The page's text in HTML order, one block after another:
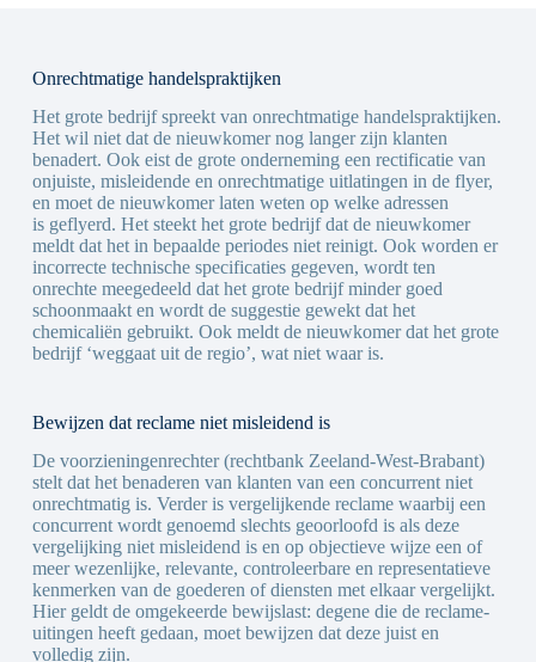
Onrechtmatige handelspraktijken
Het grote bedrijf spreekt van onrechtmatige handelspraktijken.
Het wil niet dat de nieuwkomer nog langer zijn klanten
benadert. Ook eist de grote onderneming een rectificatie van
onjuiste, misleidende en onrechtmatige uitlatingen in de flyer,
en moet de nieuwkomer laten weten op welke adressen
is geflyerd. Het steekt het grote bedrijf dat de nieuwkomer
meldt dat het in bepaalde periodes niet reinigt. Ook worden er
incorrecte technische specificaties gegeven, wordt ten
onrechte meegedeeld dat het grote bedrijf minder goed
schoonmaakt en wordt de suggestie gewekt dat het
chemicaliën gebruikt. Ook meldt de nieuwkomer dat het grote
bedrijf ‘weggaat uit de regio’, wat niet waar is.
Bewijzen dat reclame niet misleidend is
De voorzieningenrechter (rechtbank Zeeland-West-Brabant)
stelt dat het benaderen van klanten van een concurrent niet
onrechtmatig is. Verder is vergelijkende reclame waarbij een
concurrent wordt genoemd slechts geoorloofd is als deze
vergelijking niet misleidend is en op objectieve wijze een of
meer wezenlijke, relevante, controleerbare en representatieve
kenmerken van de goederen of diensten met elkaar vergelijkt.
Hier geldt de omgekeerde bewijslast: degene die de reclame-
uitingen heeft gedaan, moet bewijzen dat deze juist en
volledig zijn.